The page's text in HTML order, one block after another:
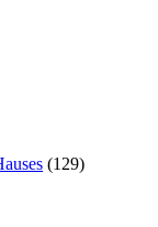
(129)